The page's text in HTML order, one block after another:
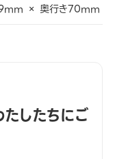
× 奥行き70mm
したちにご